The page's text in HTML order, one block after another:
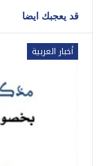
قد يعجبك ايضا
أخبار العربية